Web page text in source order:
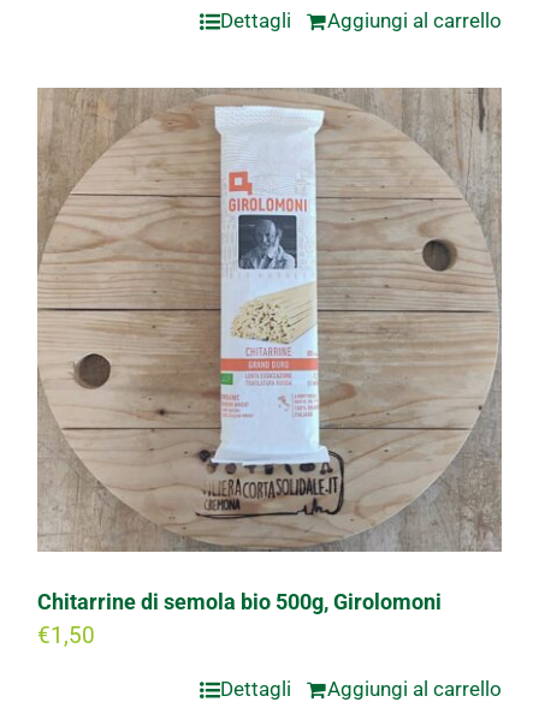
Aggiungi al carrello
Dettagli
Chitarrine di semola bio 500g, Girolomoni
€1,50
Aggiungi al carrello
Dettagli